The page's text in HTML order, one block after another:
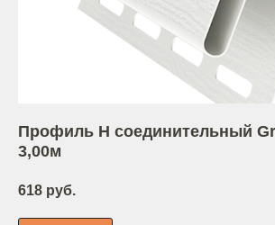
Профиль H соединительный
3,00м
618 руб.